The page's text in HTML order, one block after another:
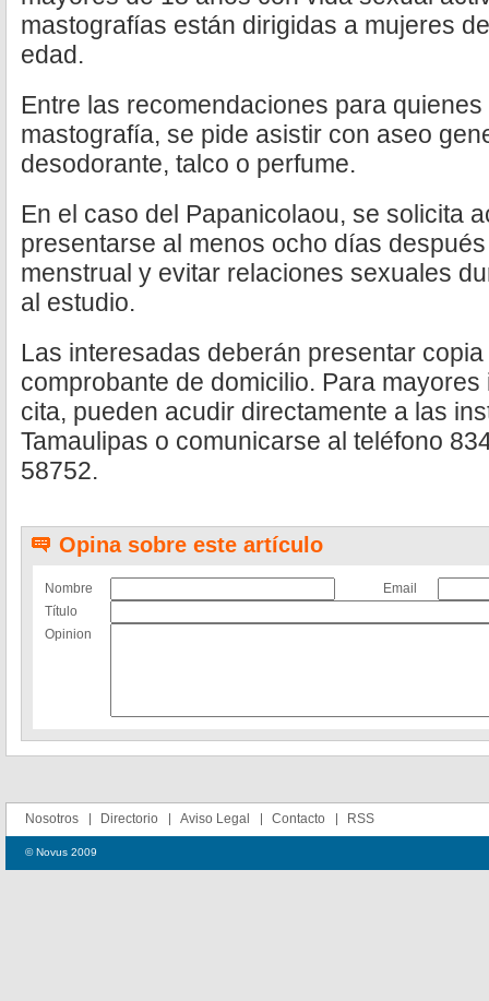
mastografías están dirigidas a mujeres
edad.
Entre las recomendaciones para
mastografía, se pide asistir con aseo
desodorante, talco o perfume.
En el caso del Papanicolaou, se solicita
presentarse al menos ocho días
menstrual y evitar relaciones sexuales
al estudio.
Las interesadas deberán presentar
comprobante de domicilio. Para
cita, pueden acudir directamente a las
Tamaulipas o comunicarse al teléfono
58752.
Opina sobre este artículo
Nombre
Email
Título
Opinion
Nosotros Directorio Aviso Legal Contacto RSS
© Novus 2009